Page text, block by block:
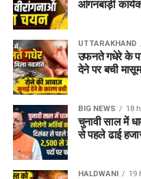
आंगनबाड़ी
UTTARAKHAND
उफनते गधेरे के
देने पर बची
BIG NEWS 18
चुनावी साल में
से पहले ढाई
HALDWANI 19